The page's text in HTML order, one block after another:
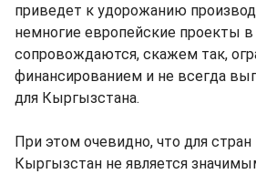
приведет к удорожанию
немногие европейские проекты в
сопровождаются, скажем так,
финансированием и не всегда
для Кыргызстана.
При этом очевидно, что для
Кыргызстан не является